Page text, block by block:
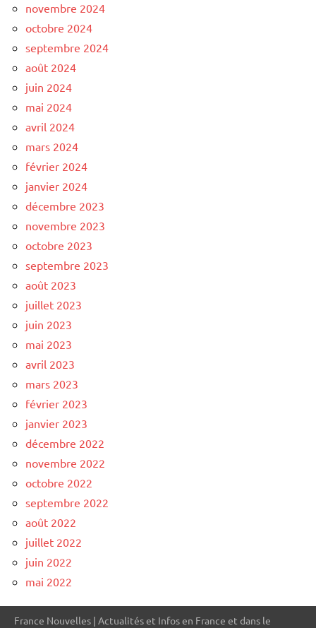
novembre 2024
octobre 2024
septembre 2024
août 2024
juin 2024
mai 2024
avril 2024
mars 2024
février 2024
janvier 2024
décembre 2023
novembre 2023
octobre 2023
septembre 2023
août 2023
juillet 2023
juin 2023
mai 2023
avril 2023
mars 2023
février 2023
janvier 2023
décembre 2022
novembre 2022
octobre 2022
septembre 2022
août 2022
juillet 2022
juin 2022
mai 2022
France Nouvelles | Actualités et Infos en France et dans le